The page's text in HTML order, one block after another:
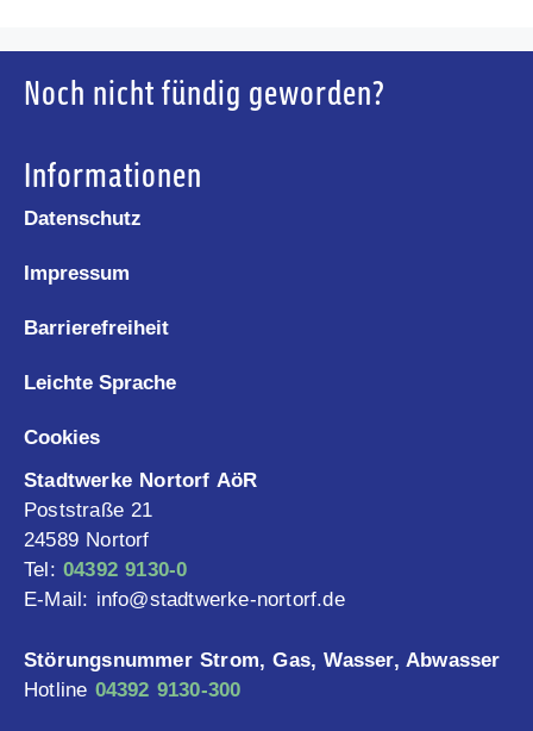
Noch nicht fündig geworden?
Informationen
Datenschutz
Impressum
Barrierefreiheit
Leichte Sprache
Cookies
Stadtwerke Nortorf AöR
Poststraße 21
24589 Nortorf
Tel: 04392 9130-0
E-Mail: info@stadtwerke-nortorf.de
Störungsnummer Strom, Gas, Wasser, Abwasser
Hotline 04392 9130-300